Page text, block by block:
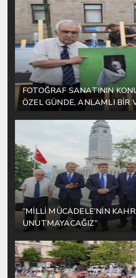
FOTOĞRAF SANATININ
ÖZEL GÜNDE, ANLAMLI BİR
“MİLLİ MÜCADELE’NİN
UNUTMAYACAĞIZ”